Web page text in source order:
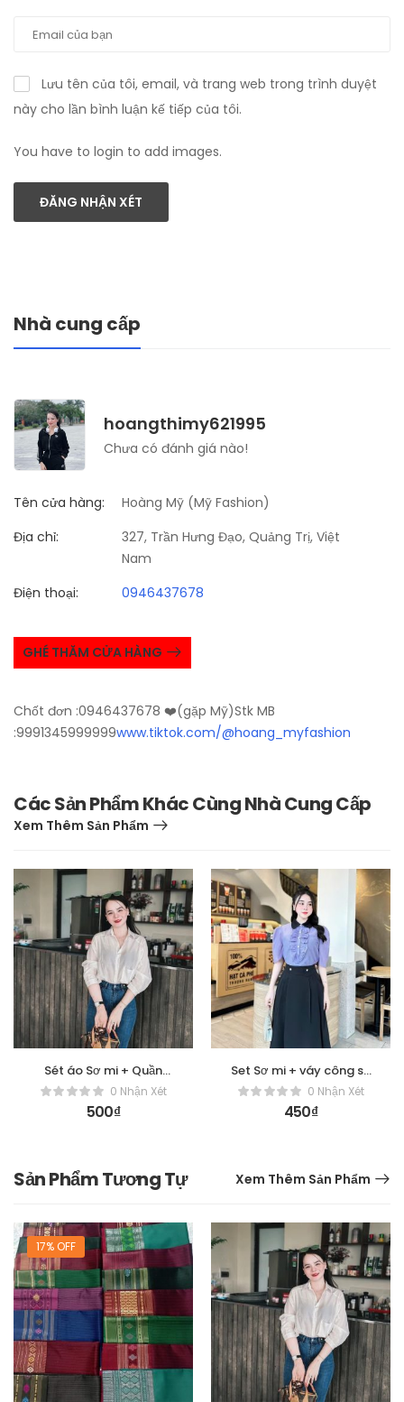
Lưu tên của tôi, email, và trang web trong trình duyệt
này cho lần bình luận kế tiếp của tôi.
You have to login to add images.
ĐĂNG NHẬN XÉT
Nhà cung cấp
hoangthimy621995
Chưa có đánh giá nào!
Tên cửa hàng:
Hoàng Mỹ (Mỹ Fashion)
Địa chỉ:
327, Trần Hưng Đạo, Quảng Trị, Việt
Nam
Điện thoại:
0946437678
GHÉ THĂM CỬA HÀNG
Chốt đơn :0946437678 ❤️(gặp Mỹ)Stk MB
:9991345999999www.tiktok.com/@hoang_myfashion
Các Sản Phẩm Khác Cùng Nhà Cung Cấp
Xem Thêm Sản Phẩm
Sét áo Sơ mi + Quần
jean dài0 Nhận Xét
500₫
Set Sơ mi + váy công sở
đepk mê mệt
0 Nhận Xét
450₫
Sản Phẩm Tương Tự Xem Thêm Sản Phẩm
17% OFF